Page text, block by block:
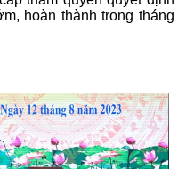
hoàn thành trong tháng